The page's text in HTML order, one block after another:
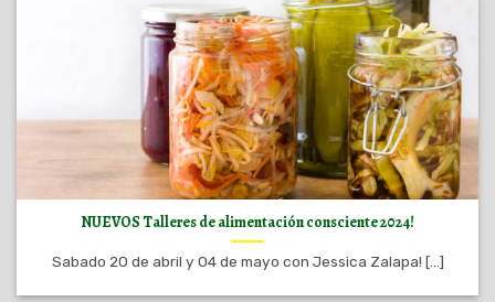
NUEVOS Talleres de alimentación consciente 2024!
Sabado 20 de abril y 04 de mayo con Jessica Zalapa! [...]